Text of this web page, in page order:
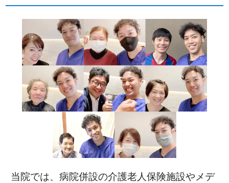
当院では、病院併設の介護老人保険施設やメデ